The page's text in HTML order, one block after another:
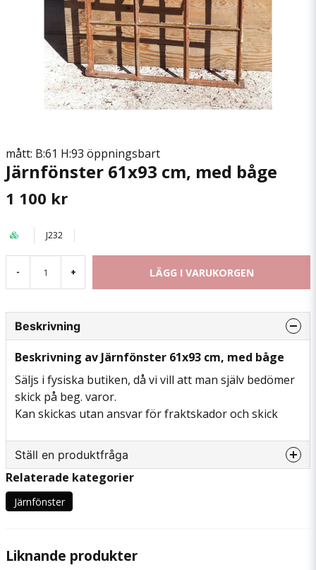
mått: B:61 H:93 öppningsbart
Järnfönster 61x93 cm, med båge
1 100 kr
J232
- + LÄGG I VARUKORGEN
Beskrivning
Beskrivning av Järnfönster 61x93 cm, med båge
Säljs i fysiska butiken, då vi vill att man själv bedömer
skick på beg. varor.
Kan skickas utan ansvar för fraktskador och skick
Ställ en produktfråga
Fråga oss något om denna produkten...
name
Relaterade kategorier
Järnfönster
Liknande produkter